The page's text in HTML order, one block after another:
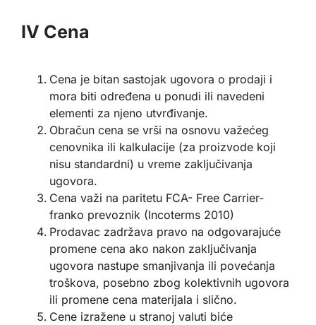
IV Cena
Cena je bitan sastojak ugovora o prodaji i
mora biti određena u ponudi ili navedeni
elementi za njeno utvrđivanje.
Obračun cena se vrši na osnovu važećeg
cenovnika ili kalkulacije (za proizvode koji
nisu standardni) u vreme zaključivanja
ugovora.
Cena važi na paritetu FCA- Free Carrier-
franko prevoznik (Incoterms 2010)
Prodavac zadržava pravo na odgovarajuće
promene cena ako nakon zaključivanja
ugovora nastupe smanjivanja ili povećanja
troškova, posebno zbog kolektivnih ugovora
ili promene cena materijala i slično.
Cene izražene u stranoj valuti biće